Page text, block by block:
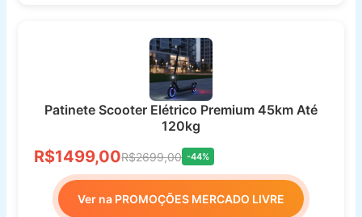
Patinete Scooter Elétrico Premium 45km Até
120kg
R$1499,00R$2699,00 -44%
Ver na PROMOÇÕES MERCADO LIVRE